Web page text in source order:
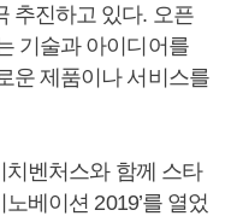
추진하고 있다. 오픈
기술과 아이디어를
운 제품이나 서비스를
치벤처스와 함께 스타
베이션 2019’를 열었